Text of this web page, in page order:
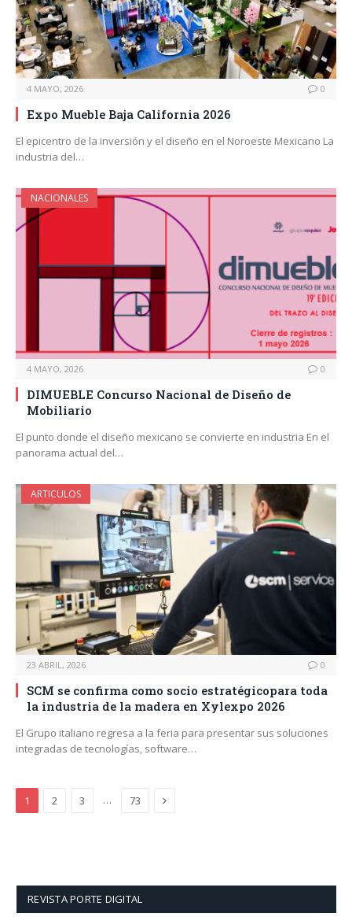
4 MAYO, 2026 0
Expo Mueble Baja California 2026
El epicentro de la inversión y el diseño en el Noroeste Mexicano La
industria del…
NACIONALES
4 MAYO, 2026 0
DIMUEBLE Concurso Nacional de Diseño de
Mobiliario
El punto donde el diseño mexicano se convierte en industria En el
panorama actual del…
ARTICULOS
23 ABRIL, 2026 0
SCM se confirma como socio estratégicopara toda
la industria de la madera en Xylexpo 2026
El Grupo italiano regresa a la feria para presentar sus soluciones
integradas de tecnologías, software…
1 2 3 … 73 Next
REVISTA PORTE DIGITAL